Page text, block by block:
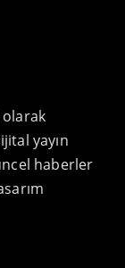
olarak
yayın
haberler